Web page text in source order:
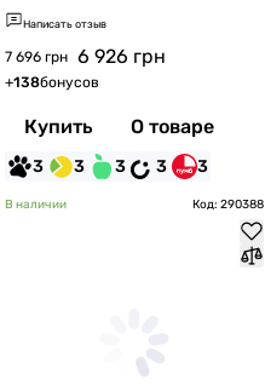
Написать отзыв
7 696 грн 6 926 грн
+138бонусов
Купить О товаре
3 3 3 3 3
В наличии Код: 290388